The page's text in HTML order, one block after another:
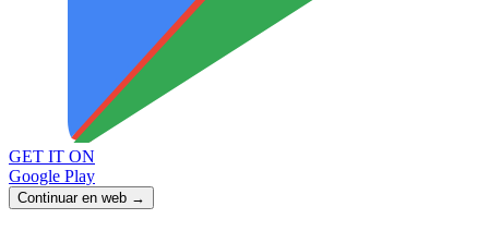
GET IT ON
Google Play
Continuar en web →